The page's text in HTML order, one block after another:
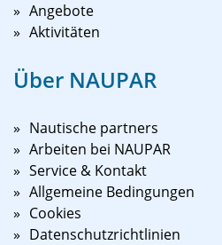
Angebote
Aktivitäten
Über NAUPAR
Nautische partners
Arbeiten bei NAUPAR
Service & Kontakt
Allgemeine Bedingungen
Cookies
Datenschutzrichtlinien